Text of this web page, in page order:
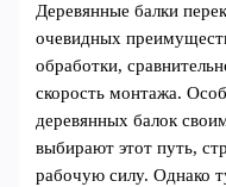
Деревянные балки
очевидных
обработки,
скорость монтажа.
деревянных балок
выбирают этот путь,
рабочую силу. Однако